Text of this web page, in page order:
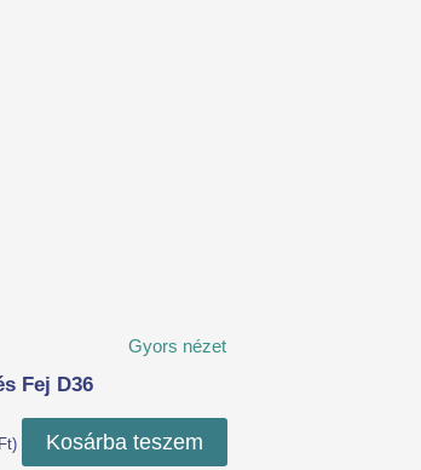
Gyors nézet
Fej D36
Ft) Kosárba teszem